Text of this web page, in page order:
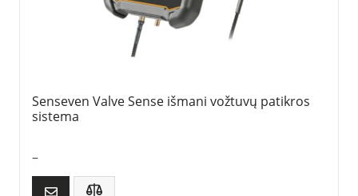
Senseven Valve Sense išmani vožtuvų patikros
sistema
–